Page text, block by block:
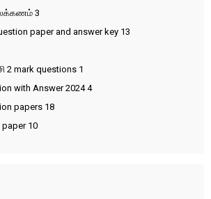
3
paper and answer key 13
2 mark questions 1
with Answer 20244
papers 18
paper 10